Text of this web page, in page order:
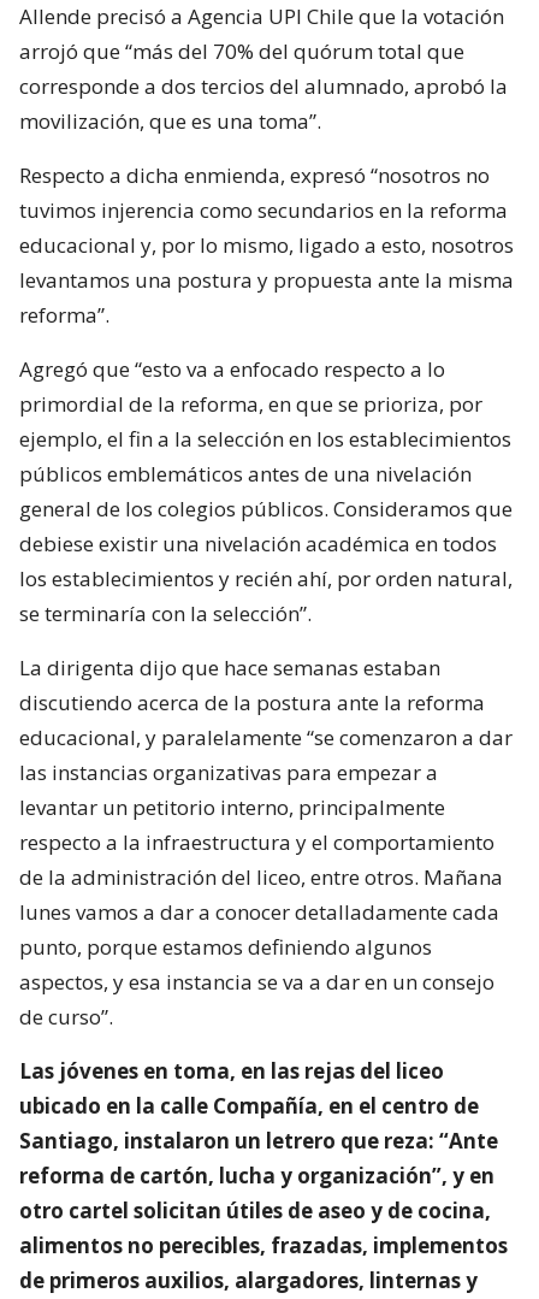
Allende precisó a Agencia UPI Chile que la votación
arrojó que “más del 70% del quórum total que
corresponde a dos tercios del alumnado, aprobó la
movilización, que es una toma”.
Respecto a dicha enmienda, expresó “nosotros no
tuvimos injerencia como secundarios en la reforma
educacional y, por lo mismo, ligado a esto, nosotros
levantamos una postura y propuesta ante la misma
reforma”.
Agregó que “esto va a enfocado respecto a lo
primordial de la reforma, en que se prioriza, por
ejemplo, el fin a la selección en los establecimientos
públicos emblemáticos antes de una nivelación
general de los colegios públicos. Consideramos que
debiese existir una nivelación académica en todos
los establecimientos y recién ahí, por orden natural,
se terminaría con la selección”.
La dirigenta dijo que hace semanas estaban
discutiendo acerca de la postura ante la reforma
educacional, y paralelamente “se comenzaron a dar
las instancias organizativas para empezar a
levantar un petitorio interno, principalmente
respecto a la infraestructura y el comportamiento
de la administración del liceo, entre otros. Mañana
lunes vamos a dar a conocer detalladamente cada
punto, porque estamos definiendo algunos
aspectos, y esa instancia se va a dar en un consejo
de curso”.
Las jóvenes en toma, en las rejas del liceo
ubicado en la calle Compañía, en el centro de
Santiago, instalaron un letrero que reza: “Ante
reforma de cartón, lucha y organización”, y en
otro cartel solicitan útiles de aseo y de cocina,
alimentos no perecibles, frazadas, implementos
de primeros auxilios, alargadores, linternas y